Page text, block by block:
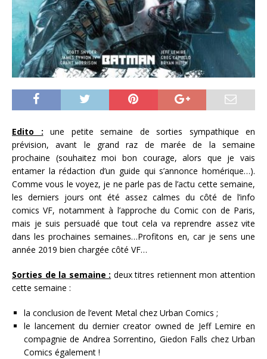
Edito : une petite semaine de sorties sympathique en
prévision, avant le grand raz de marée de la semaine
prochaine (souhaitez moi bon courage, alors que je vais
entamer la rédaction d’un guide qui s’annonce homérique…).
Comme vous le voyez, je ne parle pas de l’actu cette semaine,
les derniers jours ont été assez calmes du côté de l’info
comics VF, notamment à l’approche du Comic con de Paris,
mais je suis persuadé que tout cela va reprendre assez vite
dans les prochaines semaines…Profitons en, car je sens une
année 2019 bien chargée côté VF…
Sorties de la semaine : deux titres retiennent mon attention
cette semaine :
la conclusion de l’event Metal chez Urban Comics ;
le lancement du dernier creator owned de Jeff Lemire en
compagnie de Andrea Sorrentino, Giedon Falls chez Urban
Comics également !